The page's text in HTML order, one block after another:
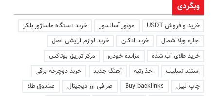
وبگردی
خرید و فروش USDT موتور آسانسور
خرید دستگاه ماساژور بلکر
اجاره ویلا شمال
خرید ادکلن
خرید لوازم آرایشی اصل
خرید طلای آب شده
مزایده خودرو
مرکز تزریق بوتاکس
استند تسلیت
اخذ رتبه آهنگ جدید
خرید دوچرخه برقی
چاپ لیبل
Buy backlinks صرافی ارز دیجیتال
صندوق طلا